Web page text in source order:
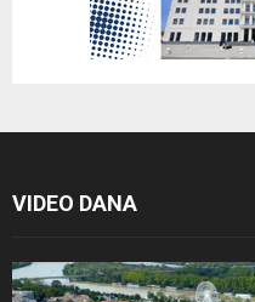
VIDEO DANA